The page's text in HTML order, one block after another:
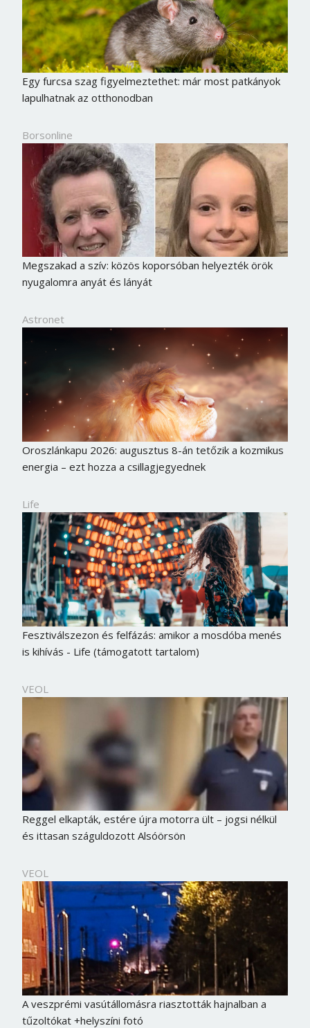
Egy furcsa szag figyelmeztethet: már most patkányok
lapulhatnak az otthonodban
Borsonline
Megszakad a szív: közös koporsóban helyezték örök
nyugalomra anyát és lányát
Astronet
Oroszlánkapu 2026: augusztus 8-án tetőzik a kozmikus
energia – ezt hozza a csillagjegyednek
Life
Fesztiválszezon és felfázás: amikor a mosdóba menés
is kihívás - Life (támogatott tartalom)
VEOL
Reggel elkapták, estére újra motorra ült – jogsi nélkül
és ittasan száguldozott Alsóörsön
VEOL
A veszprémi vasútállomásra riasztották hajnalban a
tűzoltókat +helyszíni fotó